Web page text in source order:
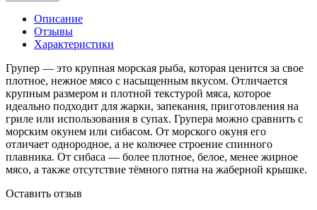
Описание
Отзывы
Характеристики
Групер — это крупная морская рыба, которая ценится за свое
плотное, нежное мясо с насыщенным вкусом. Отличается
крупным размером и плотной текстурой мяса, которое
идеально подходит для жарки, запекания, приготовления на
гриле или использования в супах. Групера можно сравнить с
морским окунем или сибасом. От морского окуня его
отличает однородное, а не колючее строение спинного
плавника. От сибаса — более плотное, белое, менее жирное
мясо, а также отсутствие тёмного пятна на жаберной крышке.
Оставить отзыв